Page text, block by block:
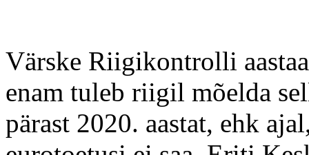
Värske Riigikontrolli
enam tuleb riigil mõelda
pärast 2020. aastat, ehk